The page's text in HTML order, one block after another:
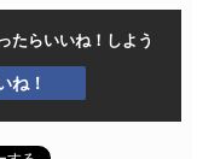
たらいいね！しよう
ね！